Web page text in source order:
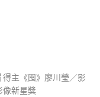
主《囤》廖川瑩／影
像新星獎